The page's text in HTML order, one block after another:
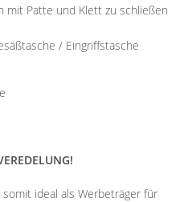
mit Patte und Klett zu schließen
/ Eingriffstasche
ideal als Werbeträger für